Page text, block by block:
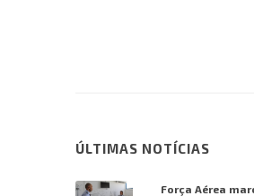
ÚLTIMAS NOTÍCIAS
Força Aérea